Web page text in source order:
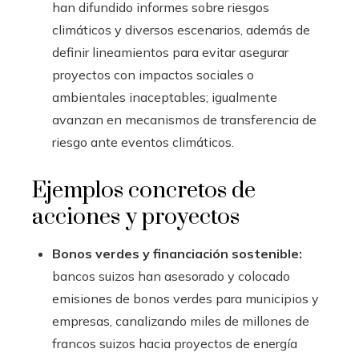
han difundido informes sobre riesgos
climáticos y diversos escenarios, además de
definir lineamientos para evitar asegurar
proyectos con impactos sociales o
ambientales inaceptables; igualmente
avanzan en mecanismos de transferencia de
riesgo ante eventos climáticos.
Ejemplos concretos de
acciones y proyectos
Bonos verdes y financiación sostenible:
bancos suizos han asesorado y colocado
emisiones de bonos verdes para municipios y
empresas, canalizando miles de millones de
francos suizos hacia proyectos de energía